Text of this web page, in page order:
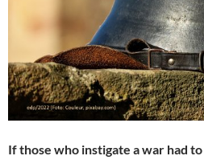
If those who instigate a war had